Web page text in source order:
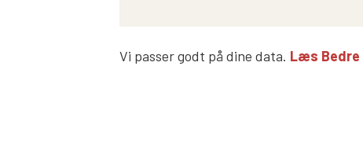
Vi passer godt på dine data. Læs Bedre